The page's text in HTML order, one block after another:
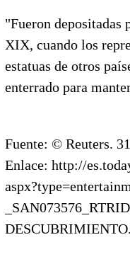
"Fueron
XIX, cuando los
estatuas de otros
enterrado para
Fuente: © Reuters.
Enlace: http://